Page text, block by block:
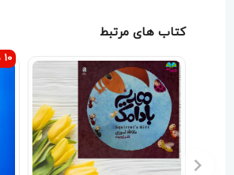
کتاب های مرتبط
10 %